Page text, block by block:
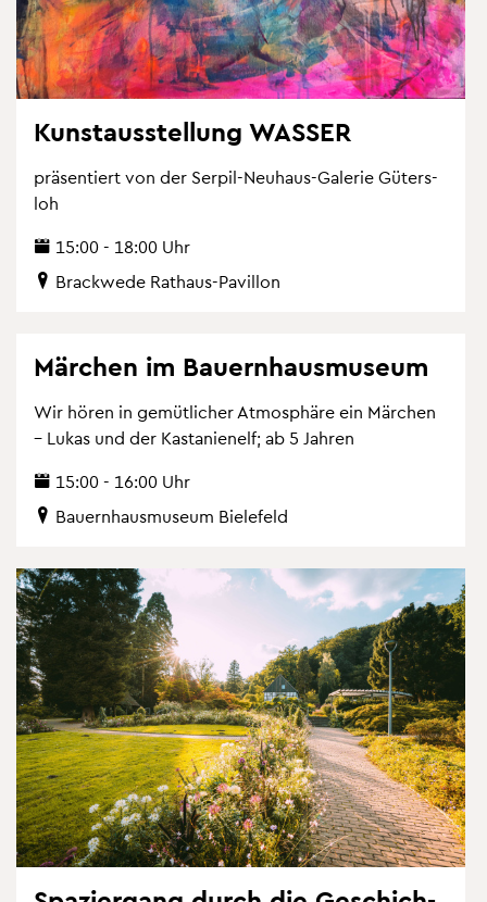
Kunst­aus­stel­lung WAS­SER
prä­sen­tiert von der Ser­pil-Neu­haus-Ga­le­rie Gü­ters­
loh
15:00 - 18:00 Uhr
Brack­we­de Rat­haus-Pa­vil­lon
Mär­chen im Bau­ern­haus­mu­se­um
Wir hören in ge­müt­li­cher At­mo­sphä­re ein Mär­chen
– Lukas und der Kas­ta­ni­e­nelf; ab 5 Jah­ren
15:00 - 16:00 Uhr
Bau­ern­haus­mu­se­um Bie­le­feld